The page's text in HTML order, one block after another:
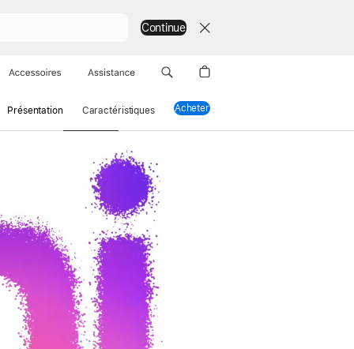
Continue
Accessoires Assistance
Présentation Caractéristiques Acheterun HomePod mini